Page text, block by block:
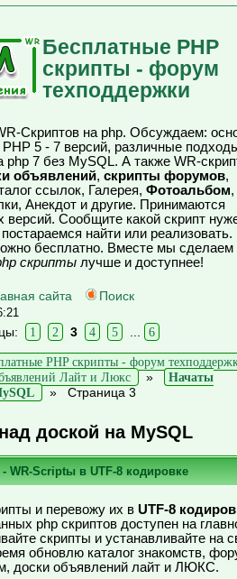
Бесплатные PHP
скрипты - форум
техподдержки
Скриптов на php. Обсуждаем:
5 - 7 версий, различные
php 7 без MySQL. А также WR-
объявлений, скрипты форумов,
ссылок, Галерея, Фотоальбом,
Анекдот и другие. Принимаются
версий. Сообщите какой скрипт
найти или реализовать.
бесплатно. Вместе мы сделаем
скриптылучше и доступнее!
сайта Поиск
1 2 3 4 5 6
PHP скрипты - форум
Лайт и Люкс »
Начаты
» Страница 3
доской на MySQL
WR-Scriptы в UTF-8 кодировке
и перевожу их в UTF-8
php скриптов доступен на
скрипты и устанавливайте на
обновлю каталог знакомств,
доски объявлений лайт и ЛЮКС.